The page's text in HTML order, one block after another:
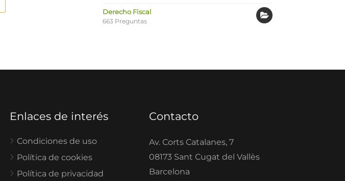
Derecho Fiscal
663 Preguntas
Enlaces de interés
Condiciones de uso
Política de cookies
Política de privacidad
Contacto
Av. Corts Catalanes, 7
08173 Sant Cugat del Vallès
Barcelona